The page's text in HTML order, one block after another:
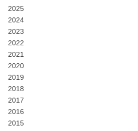
2025
2024
2023
2022
2021
2020
2019
2018
2017
2016
2015